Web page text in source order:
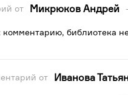
от Микрюков Андрей
библиотека
от Иванова